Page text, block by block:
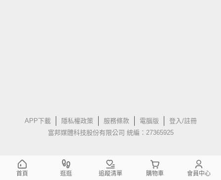
APP下載 隱私權政策 服務條款 電腦版
登入/註冊
富邦媒體科技股份有限公司 統編：27365925
首頁 逛逛 追蹤清單 購物車 會員中心